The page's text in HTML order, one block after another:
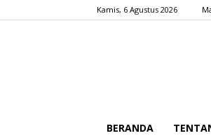
Kamis, 6 Agustus 2026
BERANDA